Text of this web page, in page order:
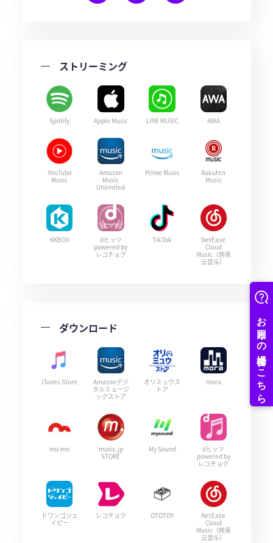
ストリーミング
Spotify Apple Music LINE MUSIC AWA
YouTube
Music
Amazon
Music
Unlimited
Prime Music
Rakuten
Music
KKBOX
dヒッツ
powered by
レコチョク
TikTok
NetEase
Cloud
Music（网易
云音乐）
ダウンロード
iTunes Store
Amazonデジ
タルミュージ
ックストア
オリミュウス
トア
mora
mu-mo
music.jp
STORE
My Sound
dヒッツ
powered by
レコチョク
ドワンゴジェ
イピー
レコチョク OTOTOY
NetEase
Cloud
Music（网易
云音乐）